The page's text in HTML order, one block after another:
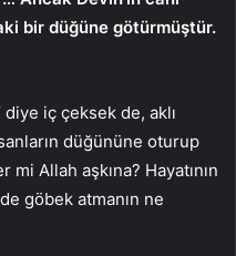
bir düğüne götürmüştür.
diye iç çeksek de, aklı
düğününe oturup
Allah aşkına? Hayatının
göbek atmanın ne